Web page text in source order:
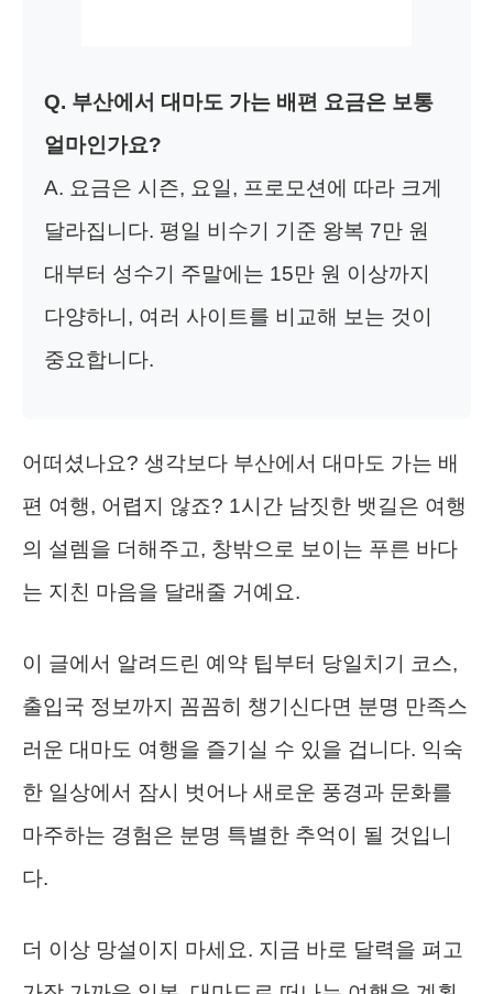
Q. 부산에서 대마도 가는 배편 요금은 보통
얼마인가요?
A. 요금은 시즌, 요일, 프로모션에 따라 크게
달라집니다. 평일 비수기 기준 왕복 7만 원
대부터 성수기 주말에는 15만 원 이상까지
다양하니, 여러 사이트를 비교해 보는 것이
중요합니다.
어떠셨나요? 생각보다 부산에서 대마도 가는 배
편 여행, 어렵지 않죠? 1시간 남짓한 뱃길은 여행
의 설렘을 더해주고, 창밖으로 보이는 푸른 바다
는 지친 마음을 달래줄 거예요.
이 글에서 알려드린 예약 팁부터 당일치기 코스,
출입국 정보까지 꼼꼼히 챙기신다면 분명 만족스
러운 대마도 여행을 즐기실 수 있을 겁니다. 익숙
한 일상에서 잠시 벗어나 새로운 풍경과 문화를
마주하는 경험은 분명 특별한 추억이 될 것입니
다.
더 이상 망설이지 마세요. 지금 바로 달력을 펴고